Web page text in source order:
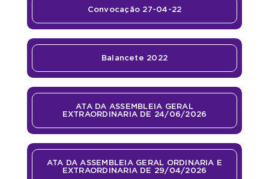
Convocação 27-04-22
Balancete 2022
ATA DA ASSEMBLEIA GERAL
EXTRAORDINARIA DE 24/06/2026
ATA DA ASSEMBLEIA GERAL ORDINARIA E
EXTRAORDINARIA DE 29/04/2026